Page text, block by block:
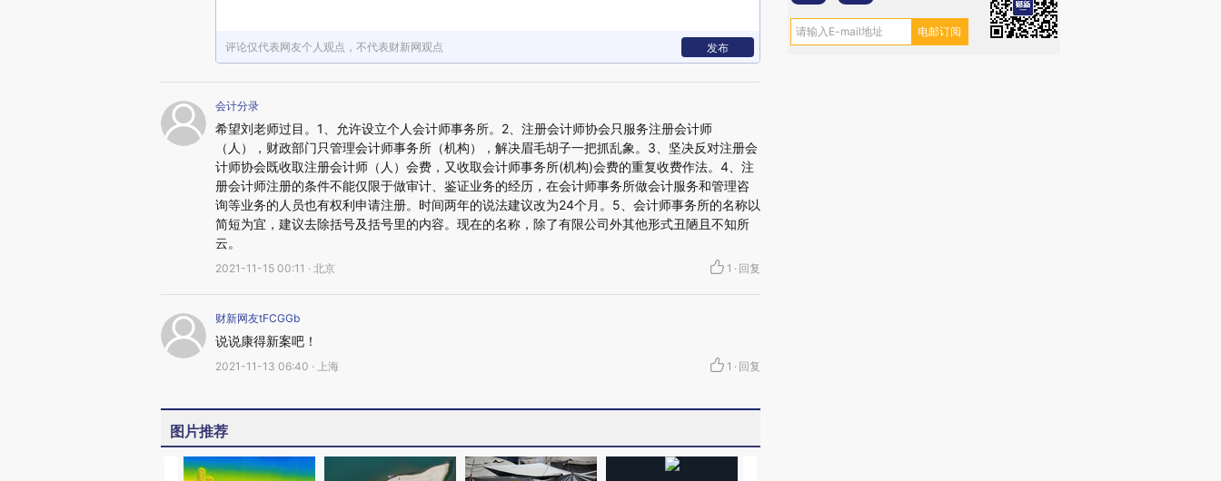
评论仅代表网友个人观点，不代表财新网观点 发布
会计分录
希望刘老师过目。1、允许设立个人会计师事务所。2、注册会计师协会只服务注册会计师
（人），财政部门只管理会计师事务所（机构），解决眉毛胡子一把抓乱象。3、坚决反对注册会
计师协会既收取注册会计师（人）会费，又收取会计师事务所(机构)会费的重复收费作法。4、注
册会计师注册的条件不能仅限于做审计、鉴证业务的经历，在会计师事务所做会计服务和管理咨
询等业务的人员也有权利申请注册。时间两年的说法建议改为24个月。5、会计师事务所的名称以
简短为宜，建议去除括号及括号里的内容。现在的名称，除了有限公司外其他形式丑陋且不知所
云。
2021-11-15 00:11 · 北京 1 · 回复
财新网友tFCGGb
说说康得新案吧！
2021-11-13 06:40 · 上海 1 · 回复
图片推荐